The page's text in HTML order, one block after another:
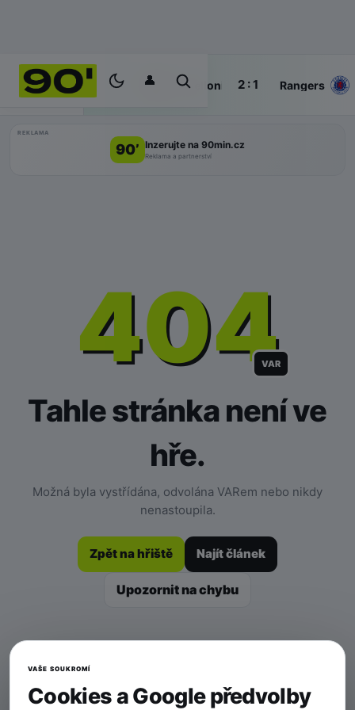
👤
ŽIVĚ 86' Jagiellonia 2 : 1 Rangers
REKLAMA
90’ Inzerujte na 90min.cz
Reklama a partnerství
404
VAR
Tahle stránka není ve
hře.
Možná byla vystřídána, odvolána VARem nebo nikdy
nenastoupila.
Zpět na hřiště Najít článek
Upozornit na chybu
VAŠE SOUKROMÍ
Cookies a Google předvolby